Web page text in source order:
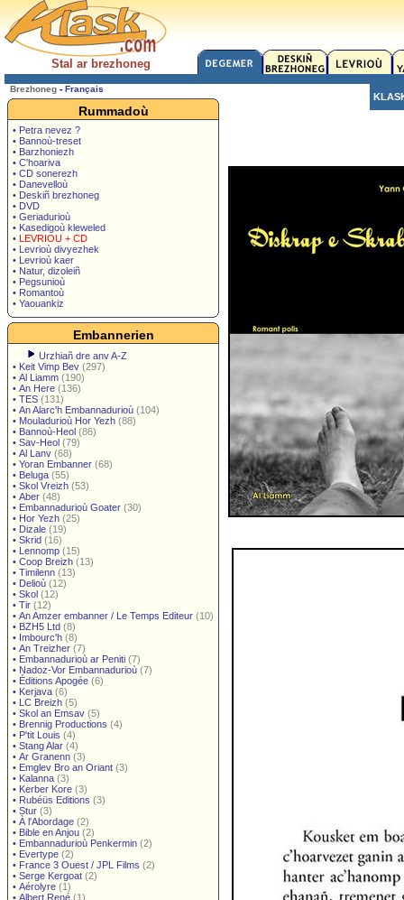
Stal ar brezhoneg
Brezhoneg - Français
Rummadoù
• Petra nevez ?
• Bannoù-treset
• Barzhoniezh
• C'hoariva
• CD sonerezh
• Danevelloù
• Deskiñ brezhoneg
• DVD
• Geriadurioù
• Kasedigoù kleweled
• LEVRIOU + CD
• Levrioù divyezhek
• Levrioù kaer
• Natur, dizoleiñ
• Pegsunioù
• Romantoù
• Yaouankiz
Embannerien
Urzhiañ dre anv A-Z
• Keit Vimp Bev (297)
• Al Liamm (190)
• An Here (136)
• TES (131)
• An Alarc'h Embannadurioù (104)
• Mouladurioù Hor Yezh (88)
• Bannoù-Heol (86)
• Sav-Heol (79)
• Al Lanv (68)
• Yoran Embanner (68)
• Beluga (55)
• Skol Vreizh (53)
• Aber (48)
• Embannadurioù Goater (30)
• Hor Yezh (25)
• Dizale (19)
• Skrid (16)
• Lennomp (15)
• Coop Breizh (13)
• Timilenn (13)
• Delioù (12)
• Skol (12)
• Tir (12)
• An Amzer embanner / Le Temps Editeur (10)
• BZH5 Ltd (8)
• Imbourc'h (8)
• An Treizher (7)
• Embannadurioù ar Peniti (7)
• Nadoz-Vor Embannadurioù (7)
• Éditions Apogée (6)
• Kerjava (6)
• LC Breizh (5)
• Skol an Emsav (5)
• Brennig Productions (4)
• P'tit Louis (4)
• Stang Alar (4)
• Ar Granenn (3)
• Emglev Bro an Oriant (3)
• Kalanna (3)
• Kerber Kore (3)
• Rubéüs Editions (3)
• Stur (3)
• À l'Abordage (2)
• Bible en Anjou (2)
• Embannadurioù Penkermin (2)
• Evertype (2)
• France 3 Ouest / JPL Films (2)
• Serge Kergoat (2)
• Aérolyre (1)
• Albert René (1)